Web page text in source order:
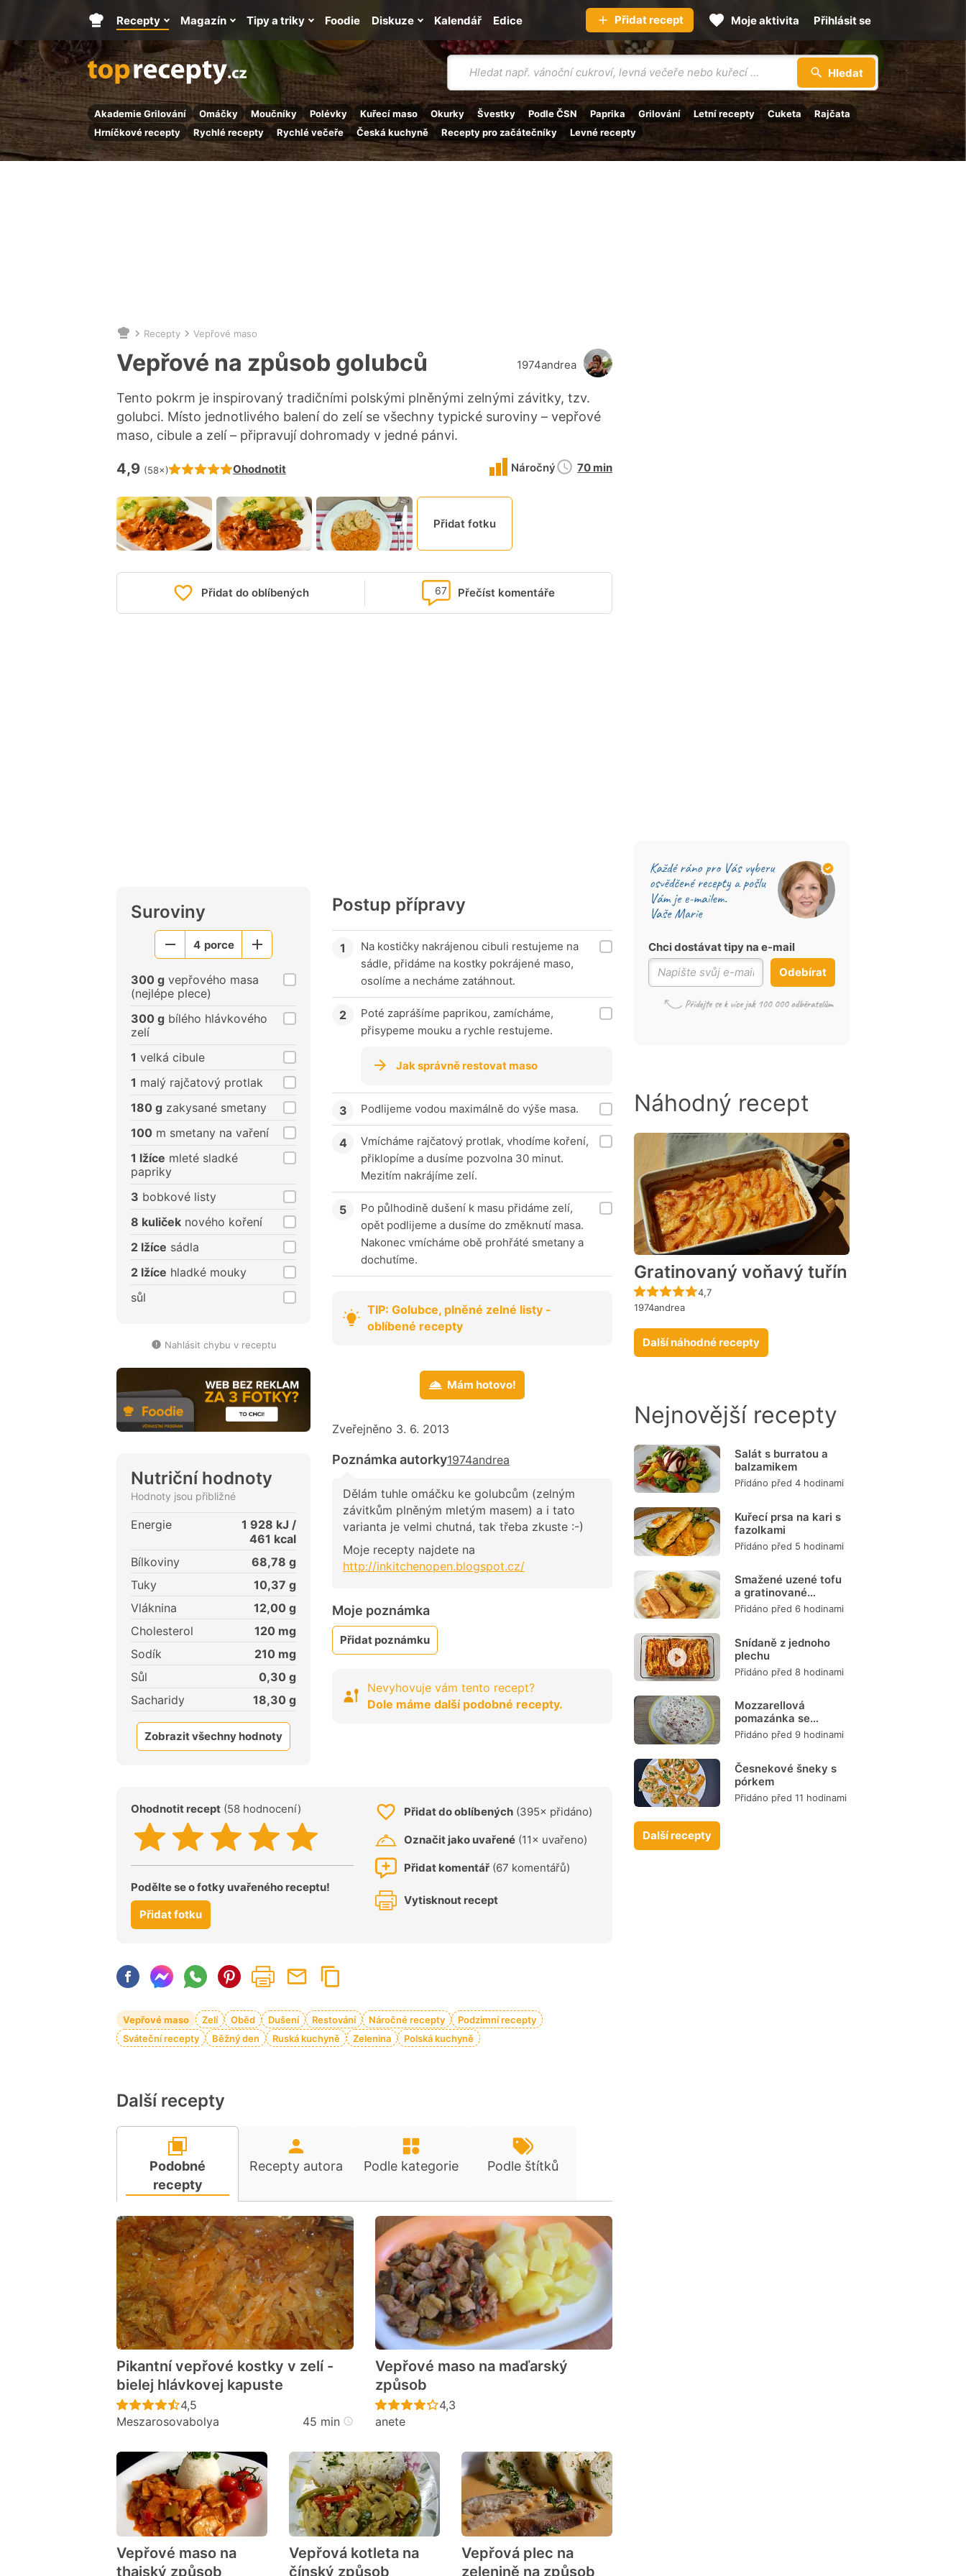
Vyhledávání
Hledat
Akademie Grilování Omáčky Moučníky Polévky Kuřecí maso Okurky Švestky Podle ČSN Paprika Grilování Letní recepty Cuketa
Rajčata
Hrníčkové recepty
Rychlé recepty Rychlé večeře Česká kuchyně Recepty pro začátečníky Levné recepty
Hlavní
stránka
Recepty Magazín Tipy a triky Kalendář
Foodie Diskuze Edice Přidat recept Moje aktivita Přihlásit se
Nacházíte
se
zde:
Recepty Vepřové maso
Vepřové na způsob golubců
Tento pokrm je inspirovaný tradičními polskými plněnými zelnými závitky, tzv.
golubci. Místo jednotlivého balení do zelí se všechny typické suroviny – vepřové
maso, cibule a zelí – připravují dohromady v jedné pánvi.
Hodnocení receptu je
4,9 (58×) Ohodnotit
1974andrea
Náročný
Doba
70 min
Přidat fotku
Přidat do oblíbených Přečíst komentáře
67
Suroviny
Menší
4 porce
Větší
300 g vepřového masa
(nejlépe plece)
300 g bílého hlávkového
zelí
1 velká cibule
1 malý rajčatový protlak
180 g zakysané smetany
100 m smetany na vaření
1 lžíce mleté sladké
papriky
3 bobkové listy
8 kuliček nového koření
2 lžíce sádla
2 lžíce hladké mouky
sůl
Nahlásit chybu v receptu
Nutriční hodnoty
Hodnoty jsou přibližné
Energie 1 928 kJ /
461 kcal
Bílkoviny
68,78 g
Tuky
10,37 g
Vláknina
12,00 g
Cholesterol
120 mg
Sodík
210 mg
Sůl
0,30 g
Sacharidy
18,30 g
Zobrazit všechny hodnoty
Postup přípravy
Na kostičky nakrájenou cibuli restujeme na
sádle, přidáme na kostky pokrájené maso,
osolíme a necháme zatáhnout.
Poté zaprášíme paprikou, zamícháme,
přisypeme mouku a rychle restujeme.
Jak správně restovat maso
Podlijeme vodou maximálně do výše masa.
Vmícháme rajčatový protlak, vhodíme koření,
přiklopíme a dusíme pozvolna 30 minut.
Mezitím nakrájíme zelí.
Po půlhodině dušení k masu přidáme zelí,
opět podlijeme a dusíme do změknutí masa.
Nakonec vmícháme obě prohřáté smetany a
dochutíme.
TIP: Golubce, plněné zelné listy -
oblíbené recepty
Mám hotovo!
Zveřejněno 3. 6. 2013
Poznámka autorky1974andrea
Dělám tuhle omáčku ke golubcům (zelným
závitkům plněným mletým masem) a i tato
varianta je velmi chutná, tak třeba zkuste :-)
Moje recepty najdete na
http://inkitchenopen.blogspot.cz/
Moje poznámka
Přidat poznámku
Nevyhovuje vám tento recept?
Dole máme další podobné recepty.
Ohodnotit recept (58 hodnocení)
Podělte se o fotky uvařeného receptu!
Přidat fotku
Přidat do oblíbených (395× přidáno)
Označit jako uvařené (11× uvařeno)
Přidat komentář (67 komentářů)
Vytisknout recept
Vepřové maso Zelí Oběd Dušení Restování Náročné recepty
Podzimní recepty
Sváteční recepty
Běžný den Ruská kuchyně Zelenina Polská kuchyně
Další recepty
Podobné
recepty
Recepty autora Podle kategorie Podle štítků
Pikantní vepřové kostky v zelí -
bielej hlávkovej kapuste
Recept ještě nebyl hodnocen
4,5
Meszarosovabolya
45 min
Vepřové maso na maďarský
způsob
Recept ještě nebyl hodnocen
4,3
anete
Vepřové maso na
thajský způsob
Vepřová kotleta na
čínský způsob
Vepřová plec na
zelenině na způsob
Chci dostávat tipy na e-mail
Odebírat
Náhodný recept
Gratinovaný voňavý tuřín
Recept ještě nebyl hodnocen
4,7
1974andrea
Další náhodné recepty
Nejnovější recepty
Salát s burratou a
balzamikem
Přidáno před 4 hodinami
Kuřecí prsa na kari s
fazolkami
Přidáno před 5 hodinami
Smažené uzené tofu
a gratinované
brambory
Přidáno před 6 hodinami
Snídaně z jednoho
plechu
Přidáno před 8 hodinami
Mozzarellová
pomazánka se
šunkou
Přidáno před 9 hodinami
Česnekové šneky s
pórkem
Přidáno před 11 hodinami
Další recepty